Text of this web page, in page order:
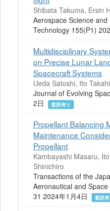
Shibata Takuma, Ersin
Aerospace Science and
Technology 155(P1)
Multidisciplinary
on Precise Lunar
Spacecraft Systems
Ueda Satoshi, Ito
Journal of Evolving
2日
査読有り
Propellant Balancing
Maintenance
Propellant
Kambayashi Masaru,
Shinichiro
Transactions of the
Aeronautical and
31 2024年1月4日
査読有